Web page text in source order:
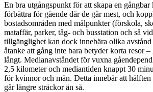
En bra utgångspunkt för att skapa en gångbar
förbättra för gående där de går mest, och
bostadsområden med målpunkter (förskola,
mataffär, parker, tåg- och busstation och så
tillgänglighet kan dock innebära olika
åtanke att gång inte bara betyder korta resor
långt. Medianavståndet för vuxna
2,5 kilometer och mediantiden knappt 30
för kvinnor och män. Detta innebär att hälften
går längre sträckor än så.